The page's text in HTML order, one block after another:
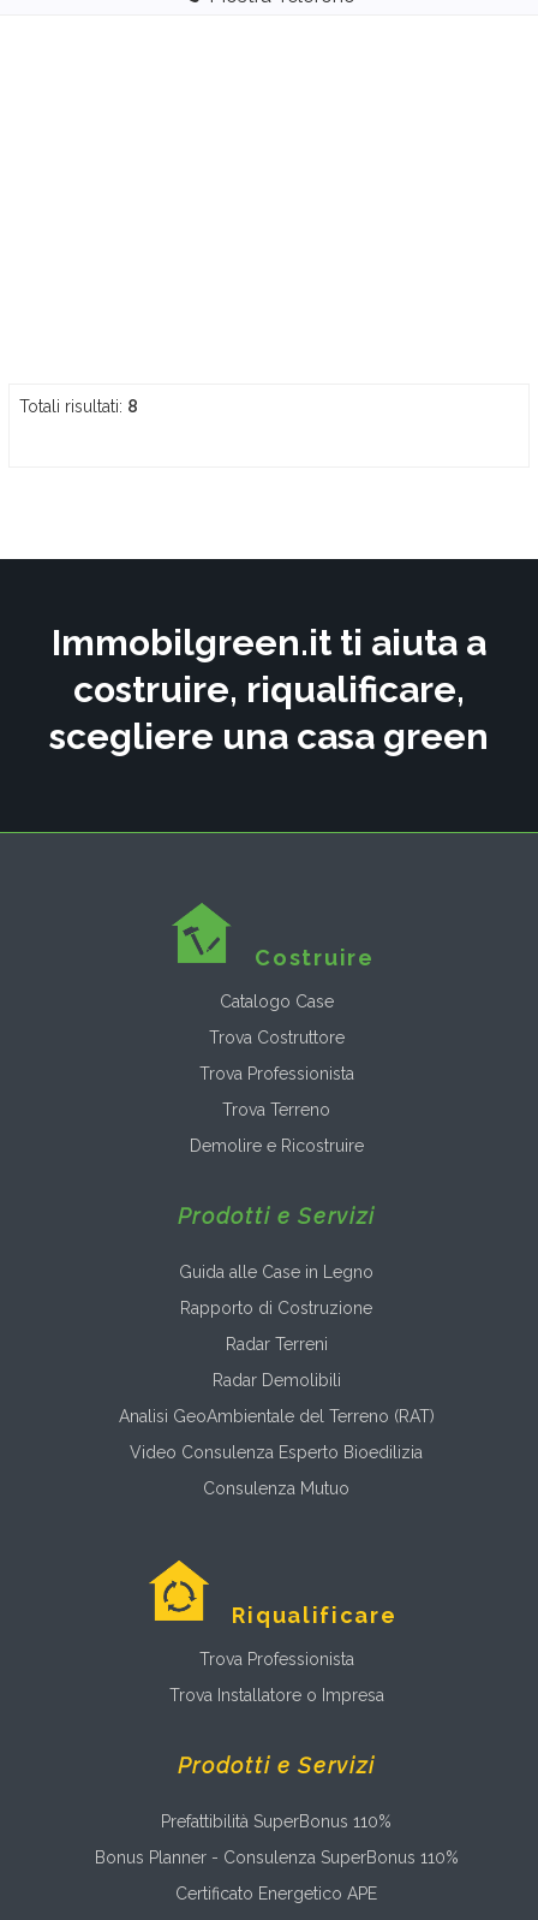
Totali risultati: 8
Immobilgreen.it ti aiuta a
costruire, riqualificare,
scegliere una casa green
Costruire
Catalogo Case
Trova Costruttore
Trova Professionista
Trova Terreno
Demolire e Ricostruire
Prodotti e Servizi
Guida alle Case in Legno
Rapporto di Costruzione
Radar Terreni
Radar Demolibili
Analisi GeoAmbientale del Terreno (RAT)
Video Consulenza Esperto Bioedilizia
Consulenza Mutuo
Riqualificare
Trova Professionista
Trova Installatore o Impresa
Prodotti e Servizi
Prefattibilità SuperBonus 110%
Bonus Planner - Consulenza SuperBonus 110%
Certificato Energetico APE